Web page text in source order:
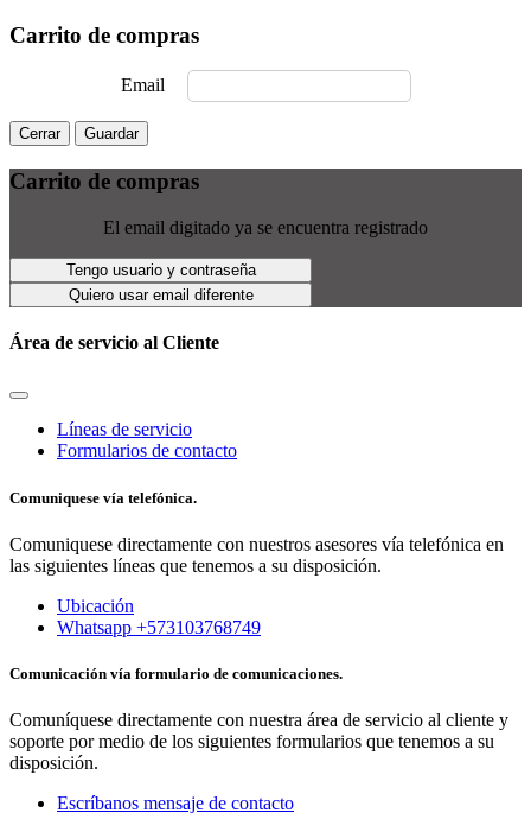
Carrito de compras
Email
Cerrar Guardar
Carrito de compras
El email digitado ya se encuentra registrado
Tengo usuario y contraseña
Quiero usar email diferente
Área de servicio al Cliente
Líneas de servicio
Formularios de contacto
Comuniquese vía telefónica.
Comuniquese directamente con nuestros asesores vía telefónica en
las siguientes líneas que tenemos a su disposición.
Ubicación
Whatsapp +573103768749
Comunicación vía formulario de comunicaciones.
Comuníquese directamente con nuestra área de servicio al cliente y
soporte por medio de los siguientes formularios que tenemos a su
disposición.
Escríbanos mensaje de contacto